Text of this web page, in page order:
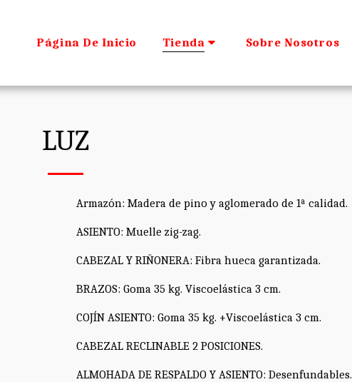
Página De Inicio Tienda Sobre Nosotros
LUZ
Armazón: Madera de pino y aglomerado de 1ª calidad.
ASIENTO: Muelle zig-zag.
CABEZAL Y RIÑONERA: Fibra hueca garantizada.
BRAZOS: Goma 35 kg. Viscoelástica 3 cm.
COJÍN ASIENTO: Goma 35 kg. +Viscoelástica 3 cm.
CABEZAL RECLINABLE 2 POSICIONES.
ALMOHADA DE RESPALDO Y ASIENTO: Desenfundables.